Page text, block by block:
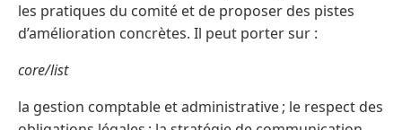
les pratiques du comité et de proposer des pistes
d’amélioration concrètes. Il peut porter sur :
core/list
la gestion comptable et administrative ; le respect des